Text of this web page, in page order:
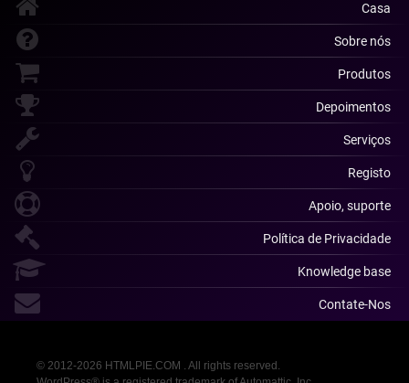
Casa
Sobre nós
Produtos
Depoimentos
Serviços
Registo
Apoio, suporte
Política de Privacidade
Knowledge base
Contate-Nos
© 2012-2026 HTMLPIE.COM . All rights reserved.